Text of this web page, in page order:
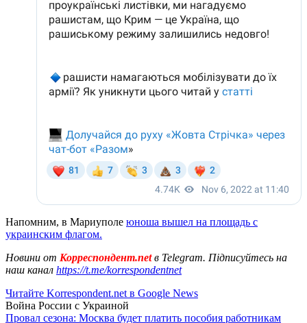
Напомним, в Мариуполе юноша вышел на площадь с
украинским флагом.
Новини от Корреспондент.netв Telegram. Підписуйтесь на
наш канал https://t.me/korrespondentnet
Читайте Korrespondent.net в Google News
Война России с Украиной
Провал сезона: Москва будет платить пособия работникам